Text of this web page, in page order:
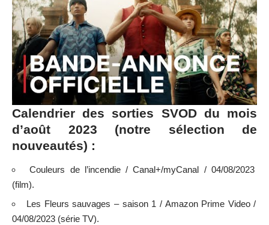
Calendrier des sorties SVOD du mois
d’août 2023 (notre sélection de
nouveautés) :
Couleurs de l’incendie / Canal+/myCanal / 04/08/2023
(film).
Les Fleurs sauvages – saison 1 / Amazon Prime Video /
04/08/2023 (série TV).